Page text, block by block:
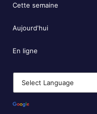
Cette semaine
Aujourd'hui
En ligne